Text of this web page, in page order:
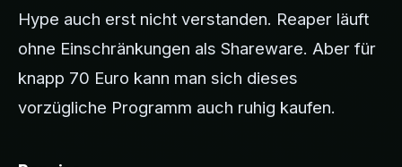
Hype auch erst nicht verstanden. Reaper läuft
ohne Einschränkungen als Shareware. Aber für
knapp 70 Euro kann man sich dieses
vorzügliche Programm auch ruhig kaufen.